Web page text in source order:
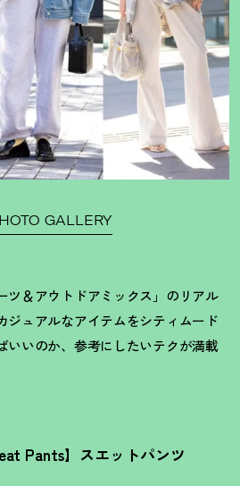
GALLERY
ツ＆アウトドアミックス」のリアル
ジュアルなアイテムをシティムード
いいのか、参考にしたいテクが満載
Pants】スエットパンツ